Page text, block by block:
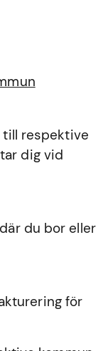
respektive
dig vid
du bor eller
för